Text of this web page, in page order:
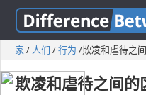
家 / 人们 /行为 /欺凌和虐待之
欺凌和虐待之间的